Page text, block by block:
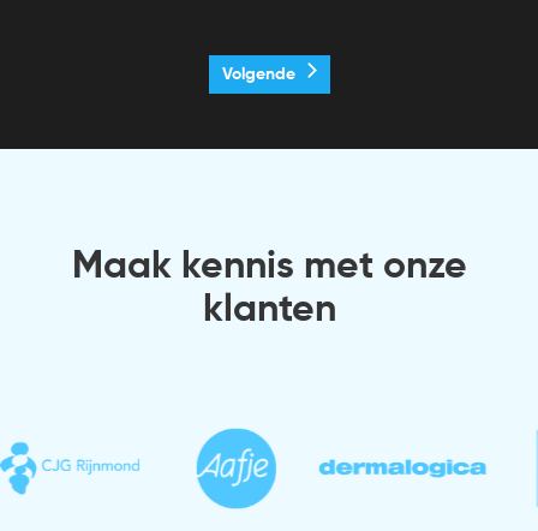
Volgende
Maak kennis met onze
klanten